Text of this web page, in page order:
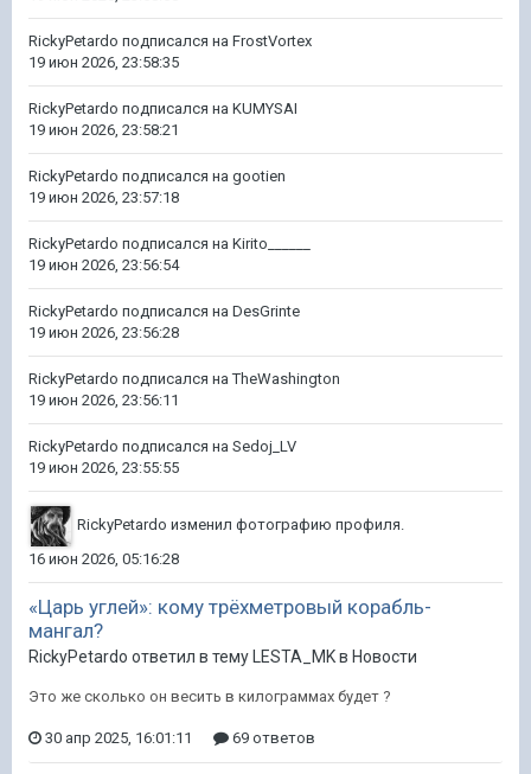
RickyPetardo подписался на FrostVortex
19 июн 2026, 23:58:35
RickyPetardo подписался на KUMYSAI
19 июн 2026, 23:58:21
RickyPetardo подписался на gootien
19 июн 2026, 23:57:18
RickyPetardo подписался на Kirito______
19 июн 2026, 23:56:54
RickyPetardo подписался на DesGrinte
19 июн 2026, 23:56:28
RickyPetardo подписался наTheWashington
19 июн 2026, 23:56:11
RickyPetardo подписался на Sedoj_LV
19 июн 2026, 23:55:55
RickyPetardo изменил фотографию профиля.
16 июн 2026, 05:16:28
«Царь углей»: кому трёхметровый корабль-
мангал?
RickyPetardo ответил в тему LESTA_MK в Новости
Это же сколько он весить в килограммах будет ?
30 апр 2025, 16:01:11 69 ответов